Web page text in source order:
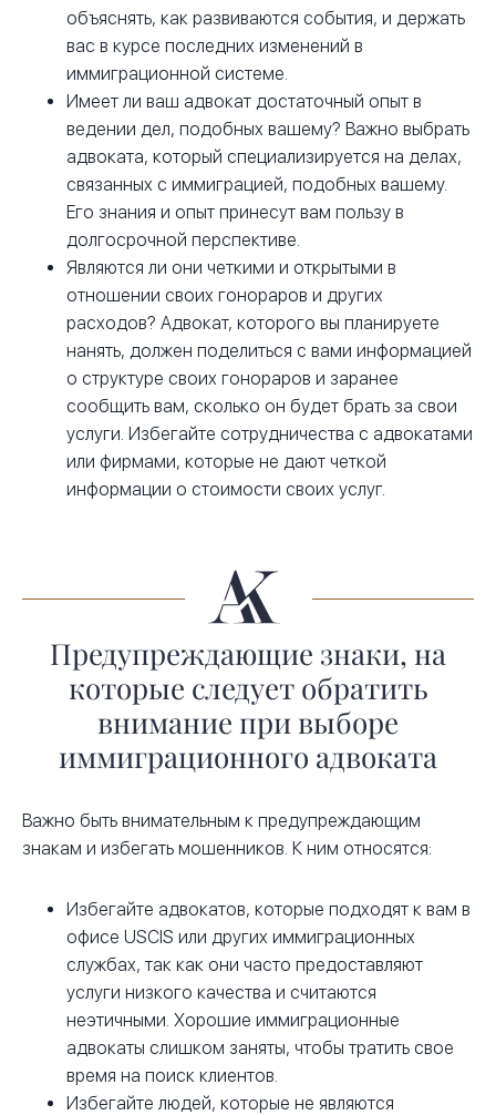
объяснять, как развиваются события, и держать
вас в курсе последних изменений в
иммиграционной системе.
Имеет ли ваш адвокат достаточный опыт в
ведении дел, подобных вашему? Важно выбрать
адвоката, который специализируется на делах,
связанных с иммиграцией, подобных вашему.
Его знания и опыт принесут вам пользу в
долгосрочной перспективе.
Являются ли они четкими и открытыми в
отношении своих гонораров и других
расходов? Адвокат, которого вы планируете
нанять, должен поделиться с вами информацией
о структуре своих гонораров и заранее
сообщить вам, сколько он будет брать за свои
услуги. Избегайте сотрудничества с адвокатами
или фирмами, которые не дают четкой
информации о стоимости своих услуг.
Предупреждающие знаки, на
которые следует обратить
внимание при выборе
иммиграционного адвоката
Важно быть внимательным к предупреждающим
знакам и избегать мошенников. К ним относятся:
Избегайте адвокатов, которые подходят к вам в
офисе USCIS или других иммиграционных
службах, так как они часто предоставляют
услуги низкого качества и считаются
неэтичными. Хорошие иммиграционные
адвокаты слишком заняты, чтобы тратить свое
время на поиск клиентов.
Избегайте людей, которые не являются